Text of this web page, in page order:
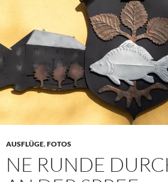
AUSFLÜGE,FOTOS
NE RUNDE